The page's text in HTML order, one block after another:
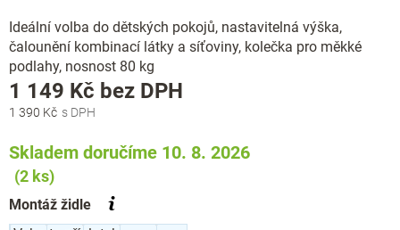
Ideální volba do dětských pokojů, nastavitelná výška,
čalounění kombinací látky a síťoviny, kolečka pro měkké
podlahy, nosnost 80 kg
1 390 Kč
1 149 Kč bez DPH
Skladem doručíme 10. 8. 2026
(2 ks)
Montáž židle